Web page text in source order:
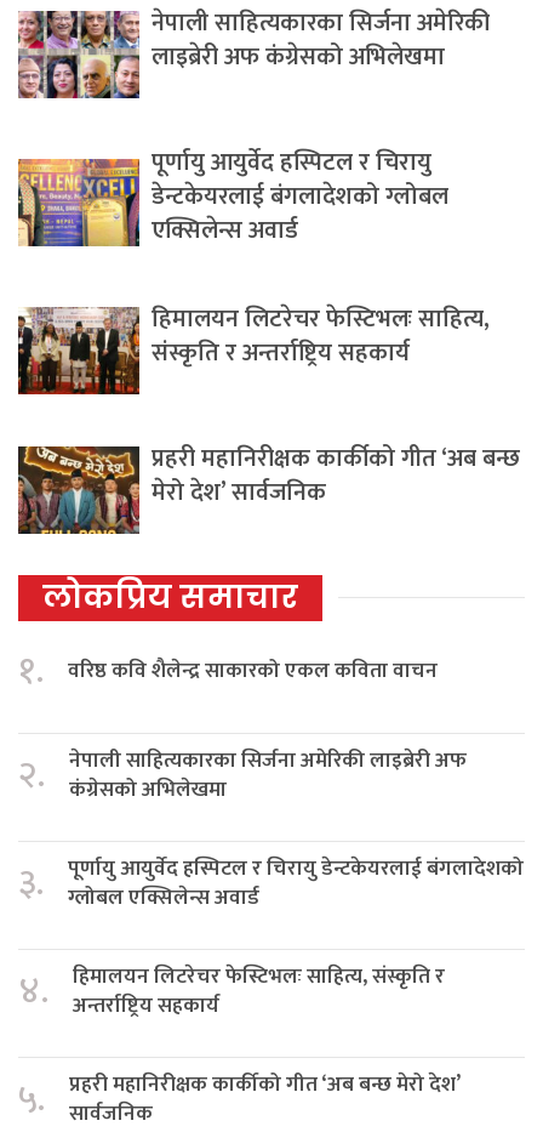
नेपाली साहित्यकारका सिर्जना अमेरिकी
लाइब्रेरी अफ कंग्रेसको अभिलेखमा
पूर्णायु आयुर्वेद हस्पिटल र चिरायु
डेन्टकेयरलाई बंगलादेशको ग्लोबल
एक्सिलेन्स अवार्ड
हिमालयन लिटरेचर फेस्टिभलः साहित्य,
संस्कृति र अन्तर्राष्ट्रिय सहकार्य
प्रहरी महानिरीक्षक कार्कीको गीत ‘अब बन्छ
मेरो देश’ सार्वजनिक
लोकप्रिय समाचार
१. वरिष्ठ कवि शैलेन्द्र साकारको एकल कविता वाचन
२.
नेपाली साहित्यकारका सिर्जना अमेरिकी लाइब्रेरी अफ
कंग्रेसको अभिलेखमा
३.
पूर्णायु आयुर्वेद हस्पिटल र चिरायु डेन्टकेयरलाई बंगलादेशको
ग्लोबल एक्सिलेन्स अवार्ड
४.
हिमालयन लिटरेचर फेस्टिभलः साहित्य, संस्कृति र
अन्तर्राष्ट्रिय सहकार्य
५.
प्रहरी महानिरीक्षक कार्कीको गीत ‘अब बन्छ मेरो देश’
सार्वजनिक